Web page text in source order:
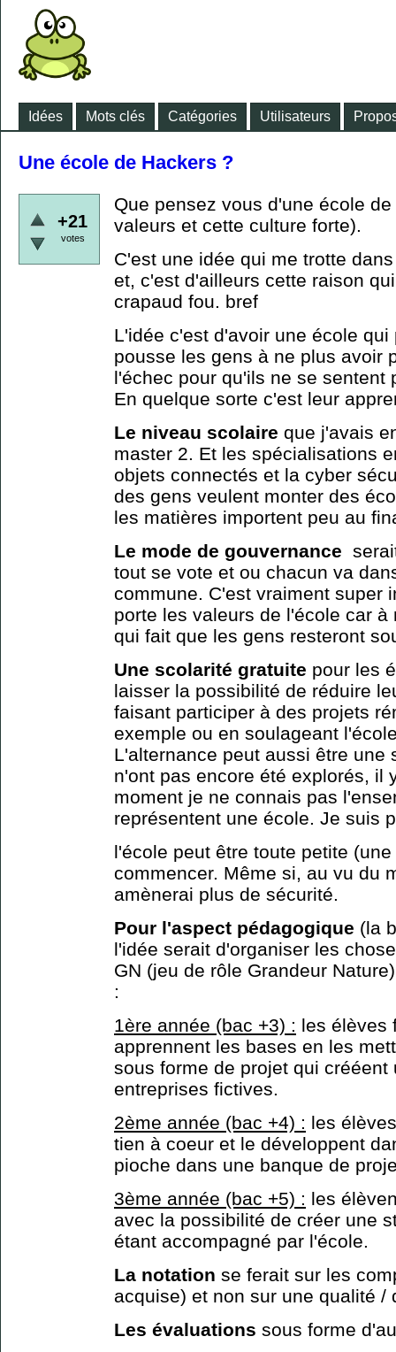
Idées Mots clés Catégories Utilisateurs
Une école de Hackers ?
+21
votes
Que pensez vous d'une école
valeurs et cette culture forte).
C'est une idée qui me trotte
et, c'est d'ailleurs cette raison
crapaud fou. bref
L'idée c'est d'avoir une école
pousse les gens à ne plus avoir
l'échec pour qu'ils ne se sentent
En quelque sorte c'est leur
Le niveau scolaire que j'avais
master 2. Et les spécialisations
objets connectés et la cyber
des gens veulent monter des
les matières importent peu au
Le mode de gouvernance
tout se vote et ou chacun va
commune. C'est vraiment super
porte les valeurs de l'école car
qui fait que les gens resteront
Une scolarité gratuite pour les
laisser la possibilité de réduire
faisant participer à des projets
exemple ou en soulageant
L'alternance peut aussi être une
n'ont pas encore été explorés, il
moment je ne connais pas
représentent une école. Je suis
l'école peut être toute petite
commencer. Même si, au vu du
amènerai plus de sécurité.
Pour l'aspect pédagogique (la
l'idée serait d'organiser les
GN (jeu de rôle Grandeur
:
1ère année (bac +3) : les élèves
apprennent les bases en les
sous forme de projet qui
entreprises fictives.
2ème année (bac +4) : les
tien à coeur et le développent
pioche dans une banque de
3ème année (bac +5) : les
avec la possibilité de créer une
étant accompagné par l'école.
La notation se ferait sur les
acquise) et non sur une qualité /
Les évaluations sous forme